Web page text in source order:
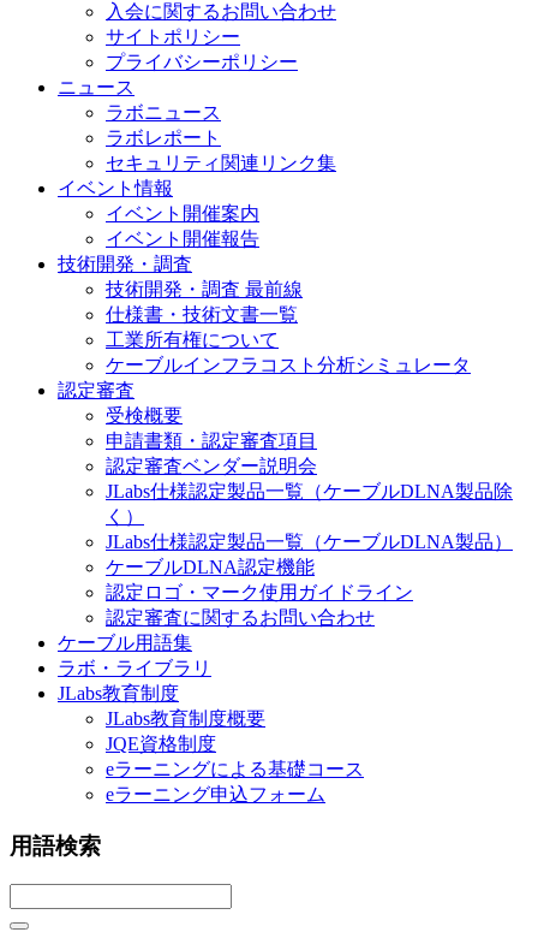
入会に関するお問い合わせ
サイトポリシー
プライバシーポリシー
ニュース
ラボニュース
ラボレポート
セキュリティ関連リンク集
イベント情報
イベント開催案内
イベント開催報告
技術開発・調査
技術開発・調査 最前線
仕様書・技術文書一覧
工業所有権について
ケーブルインフラコスト分析シミュレータ
認定審査
受検概要
申請書類・認定審査項目
認定審査ベンダー説明会
JLabs仕様認定製品一覧（ケーブルDLNA製品除
く）
JLabs仕様認定製品一覧（ケーブルDLNA製品）
ケーブルDLNA認定機能
認定ロゴ・マーク使用ガイドライン
認定審査に関するお問い合わせ
ケーブル用語集
ラボ・ライブラリ
JLabs教育制度
JLabs教育制度概要
JQE資格制度
eラーニングによる基礎コース
eラーニング申込フォーム
用語検索